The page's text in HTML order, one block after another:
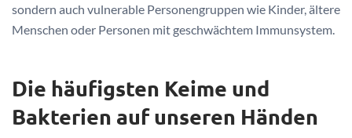
sondern auch vulnerable Personengruppen wie Kinder, ältere
Menschen oder Personen mit geschwächtem Immunsystem.
Die häufigsten Keime und
Bakterien auf unseren Händen